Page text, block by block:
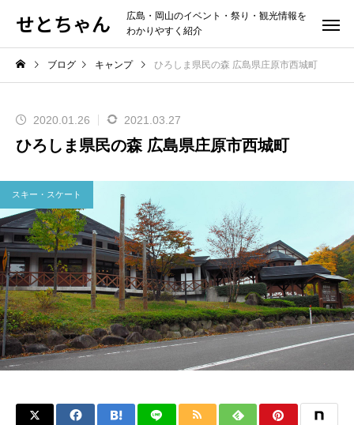
せとちゃん
広島・岡山のイベント・祭り・観光情報を
わかりやすく紹介
ブログ キャンプ ひろしま県民の森 広島県庄原市西城町
2020.01.26 2021.03.27
ひろしま県民の森 広島県庄原市西城町
スキー・スケート